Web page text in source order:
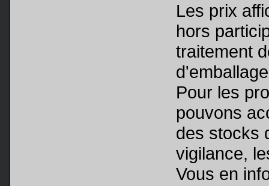
Les prix
hors
traitement
Pour les
pouvons
des stocks
vigilance,
Vous en